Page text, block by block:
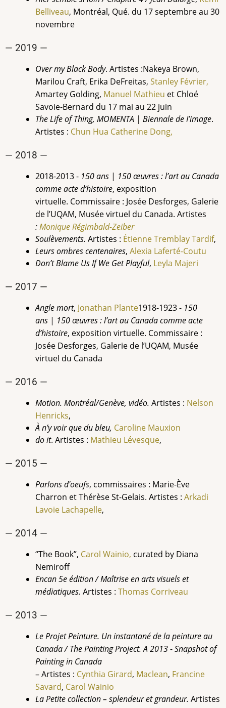
Belliveau, Montréal, Qué. du 17 septembre au 30
novembre
— 2019 —
Over my Black Body. Artistes :Nakeya Brown,
Marilou Craft, Erika DeFreitas, Stanley Février,
Amartey Golding, Manuel Mathieu et Chloé
Savoie-Bernard du 17 mai au 22 juin
The Life of Thing, MOMENTA | Biennale de I’image.
Artistes : Chun Hua Catherine Dong,
— 2018 —
2018-2013 - 150 ans | 150 œuvres : l’art au Canada
comme acte d’histoire, exposition
virtuelle. Commissaire : Josée Desforges, Galerie
de l’UQAM, Musée virtuel du Canada. Artistes
:Monique Régimbald-Zeiber
Soulèvements. Artistes : Étienne Tremblay Tardif,
Leurs ombres centenaires, Alexia Laferté-Coutu
Don’t Blame Us If We Get Playful, Leyla Majeri
— 2017 —
Angle mort, Jonathan Plante1918-1923 - 150
ans | 150 œuvres : l’art au Canada comme acte
d’histoire, exposition virtuelle. Commissaire :
Josée Desforges, Galerie de l’UQAM, Musée
virtuel du Canada
— 2016 —
Motion. Montréal/Genève, vidéo. Artistes : Nelson
Henricks,
À n’y voir que du bleu, Caroline Mauxion
do it. Artistes : Mathieu Lévesque,
— 2015 —
Parlons d'oeufs, commissaires : Marie-Ève
Charron et Thérèse St-Gelais. Artistes : Arkadi
Lavoie Lachapelle,
— 2014 —
“The Book”, Carol Wainio, curated by Diana
Nemiroff
Encan 5e édition / Maîtrise en arts visuels et
médiatiques. Artistes : Thomas Corriveau
— 2013 —
Le Projet Peinture. Un instantané de la peinture au
Canada / The Painting Project. A 2013-Snapshot of
Painting in Canada
– Artistes : Cynthia Girard, Maclean, Francine
Savard, Carol Wainio
La Petite collection – splendeur et grandeur. Artistes